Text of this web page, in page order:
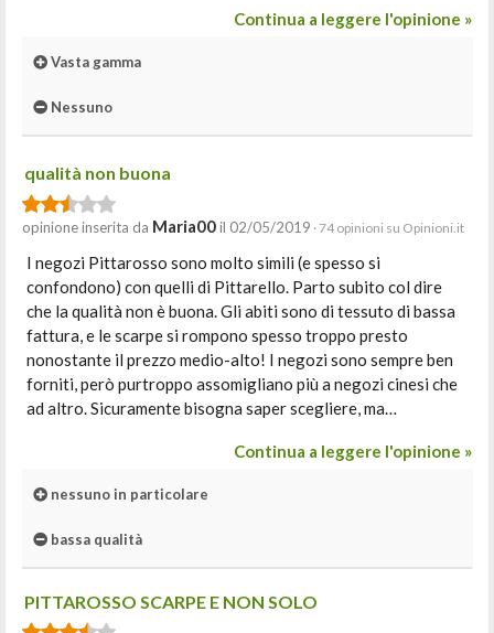
Continua a leggere l'opinione »
Vasta gamma
Nessuno
qualità non buona
opinione inserita da Maria00il 02/05/2019 · 74 opinioni su Opinioni.it
I negozi Pittarosso sono molto simili (e spesso si
confondono) con quelli di Pittarello. Parto subito col dire
che la qualità non è buona. Gli abiti sono di tessuto di bassa
fattura, e le scarpe si rompono spesso troppo presto
nonostante il prezzo medio-alto! I negozi sono sempre ben
forniti, però purtroppo assomigliano più a negozi cinesi che
ad altro. Sicuramente bisogna saper scegliere, ma…
Continua a leggere l'opinione »
nessuno in particolare
bassa qualità
PITTAROSSO SCARPE E NON SOLO